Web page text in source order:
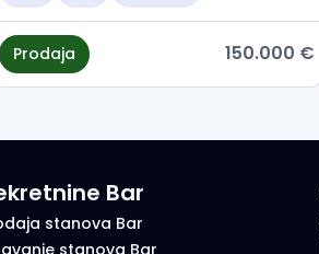
Prodaja 150.000 €
Bar
stanova Bar
stanova Bar